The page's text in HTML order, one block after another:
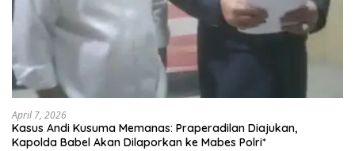
April 7, 2026
Kasus Andi Kusuma Memanas: Praperadilan Diajukan,
Kapolda Babel Akan Dilaporkan ke Mabes Polri*